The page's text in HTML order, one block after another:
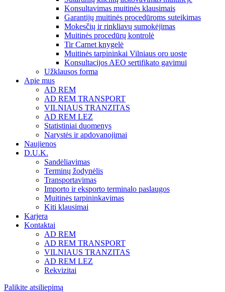
Konsultavimas muitinės klausimais
Garantijų muitinės procedūroms suteikimas
Mokesčių ir rinkliavų sumokėjimas
Muitinės procedūrų kontrolė
Tir Carnet knygelė
Muitinės tarpininkai Vilniaus oro uoste
Konsultacijos AEO sertifikato gavimui
Užklausos forma
Apie mus
AD REM
AD REM TRANSPORT
VILNIAUS TRANZITAS
AD REM LEZ
Statistiniai duomenys
Narystės ir apdovanojimai
Naujienos
D.U.K.
Sandėliavimas
Terminų žodynėlis
Transportavimas
Importo ir eksporto terminalo paslaugos
Muitinės tarpininkavimas
Kiti klausimai
Karjera
Kontaktai
AD REM
AD REM TRANSPORT
VILNIAUS TRANZITAS
AD REM LEZ
Rekvizitai
Palikite atsiliepimą